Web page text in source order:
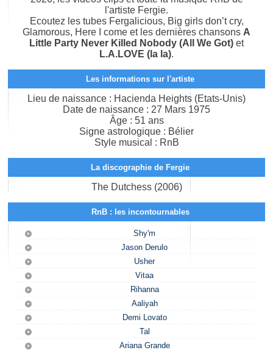
l'artiste Fergie.
Ecoutez les tubes Fergalicious, Big girls don’t cry,
Glamorous, Here I come et les dernières chansons A
Little Party Never Killed Nobody (All We Got) et
L.A.LOVE (la la).
Les informations sur l'artiste
Lieu de naissance : Hacienda Heights (Etats-Unis)
Date de naissance : 27 Mars 1975
Âge : 51 ans
Signe astrologique : Bélier
Style musical : RnB
La discographie de Fergie
The Dutchess (2006)
RnB : les incontournables
Shy'm
Jason Derulo
Usher
Vitaa
Rihanna
Aaliyah
Demi Lovato
Tal
Ariana Grande